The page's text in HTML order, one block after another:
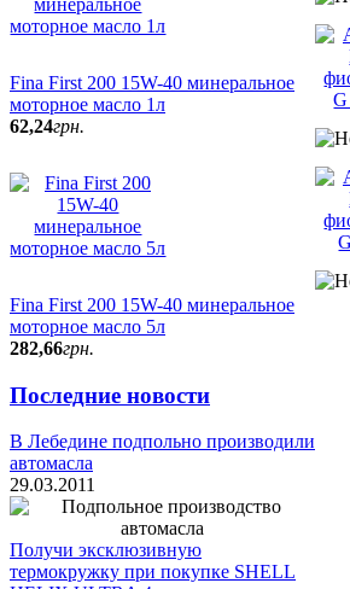
Fina First 200 15W-40 минеральное
моторное масло 1л
62,24грн.
Fina First 200 15W-40 минеральное
моторное масло 5л
282,66грн.
Последние новости
В Лебедине подпольно производили
автомасла
29.03.2011
Получи эксклюзивную
термокружку при покупке SHELL